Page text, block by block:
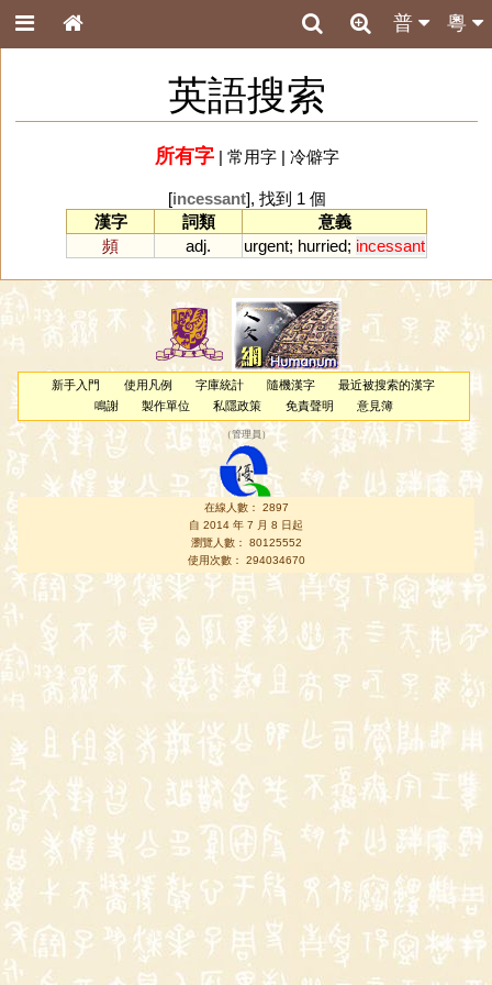
粵
普
英語搜索
所有字| 常用字| 冷僻字
[incessant], 找到 1 個
漢字
詞類
意義
頻
adj. urgent; hurried; incessant
新手入門 使用凡例 字庫統計 隨機漢字
最近被搜索的漢字
鳴謝
製作單位 私隱政策 免責聲明 意見簿
（管理員 ）
在線人數： 2897
自 2014 年 7 月 8 日起
瀏覽人數： 80125552
使用次數： 294034670